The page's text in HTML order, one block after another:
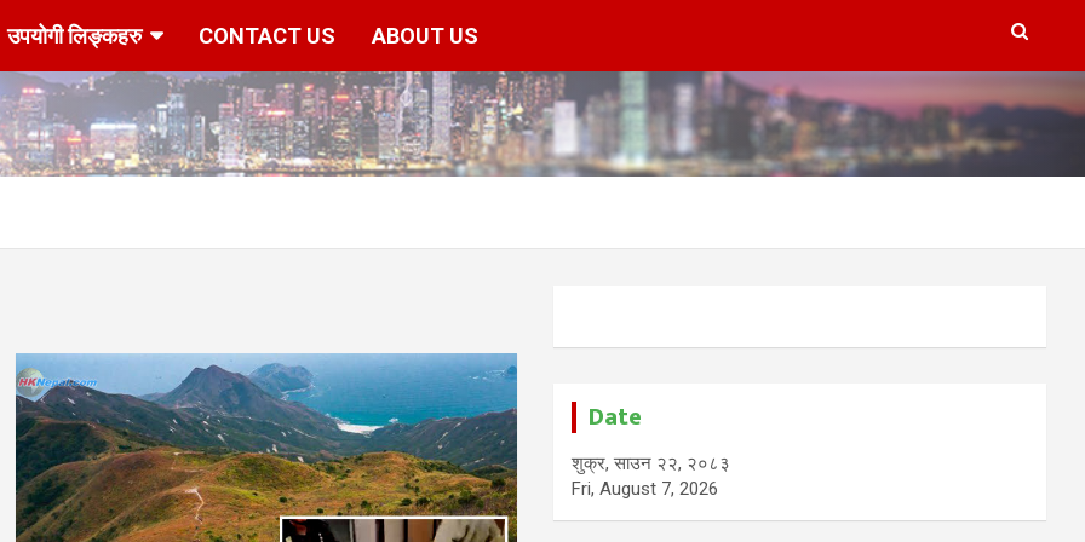
उपयोगी लिङ्कहरु CONTACT US ABOUT US
Date
शुक्र, साउन २२, २०८३
Fri, August 7, 2026